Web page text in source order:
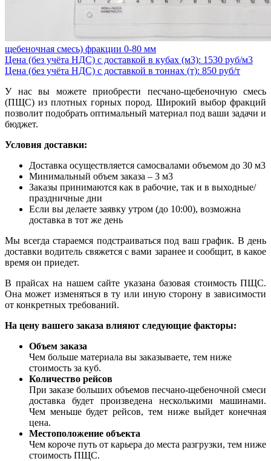
щебеночная смесь) фракции 0-80 мм
Цена (без учёта НДС) с доставкой в кубах (м3): 1530 руб/м3
Цена (без учёта НДС) с доставкой в тоннах (т): 850 руб/т
У нас вы можете приобрести песчано-щебеночную смесь
(ПЩС) из плотных горных пород. Широкий выбор фракций
позволит подобрать оптимальный материал под ваши задачи и
бюджет.
Условия доставки:
Доставка осуществляется самосвалами объемом до 30 м3
Минимальный объем заказа – 3 м3
Заказы принимаются как в рабочие, так и в выходные/
праздничные дни
Если вы делаете заявку утром (до 10:00), возможна
доставка в тот же день
Мы всегда стараемся подстраиваться под ваш график. В день
доставки водитель свяжется с вами заранее и сообщит, в какое
время он приедет.
В прайсах на нашем сайте указана базовая стоимость ПЩС.
Она может изменяться в ту или иную сторону в зависимости
от конкретных требований.
На цену вашего заказа влияют следующие факторы:
Объем заказа
Чем больше материала вы заказываете, тем ниже
стоимость за куб.
Количество рейсов
При заказе больших объемов песчано-щебеночной смеси
доставка будет произведена несколькими машинами.
Чем меньше будет рейсов, тем ниже выйдет конечная
цена.
Местоположение объекта
Чем короче путь от карьера до места разгрузки, тем ниже
стоимость ПЩС.